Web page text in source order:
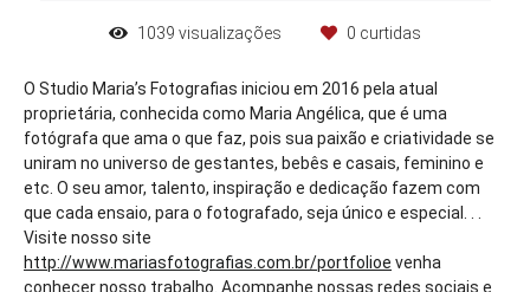
1039 visualizações 0 curtidas
O Studio Maria’s Fotografias iniciou em 2016 pela atual
proprietária, conhecida como Maria Angélica, que é uma
fotógrafa que ama o que faz, pois sua paixão e criatividade se
uniram no universo de gestantes, bebês e casais, feminino e
etc. O seu amor, talento, inspiração e dedicação fazem com
que cada ensaio, para o fotografado, seja único e especial. . .
Visite nosso site
http://www.mariasfotografias.com.br/portfolioe venha
conhecer nosso trabalho. Acompanhe nossas redes sociais e